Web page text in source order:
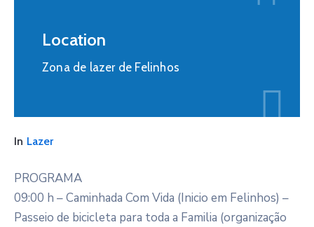
Location
Zona de lazer de Felinhos
In Lazer
PROGRAMA
09:00 h – Caminhada Com Vida (Inicio em Felinhos) –
Passeio de bicicleta para toda a Familia (organização